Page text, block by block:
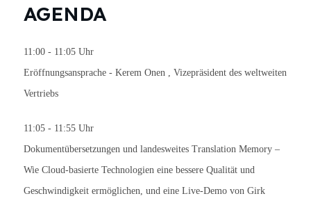
AGENDA
11:00 - 11:05 Uhr
Eröffnungsansprache - Kerem Onen , Vizepräsident des weltweiten
Vertriebs
11:05 - 11:55 Uhr
Dokumentübersetzungen und landesweites Translation Memory –
Wie Cloud-basierte Technologien eine bessere Qualität und
Geschwindigkeit ermöglichen, und eine Live-Demo von Girk